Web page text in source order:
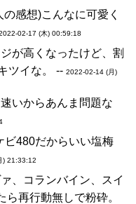
感想)こんなに可愛く
02-17 (木) 00:59:18
が高くなったけど、割
ツイな。 -- 2022-02-14 (月)
いからあんま問題な
ビ480だからいい塩梅
) 21:33:12
、コランバイン、スイ
再行動無しで粉砕。